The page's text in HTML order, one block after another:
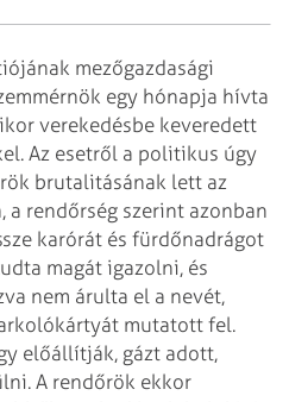
mezőgazdasági
egy hónapja hívta
verekedésbe keveredett
Az esetről a politikus úgy
brutalitásának lett az
a rendőrség szerint azonban
karórát és fürdőnadrágot
magát igazolni, és
nem árulta el a nevét,
mutatott fel.
előállítják, gázt adott,
A rendőrök ekkor